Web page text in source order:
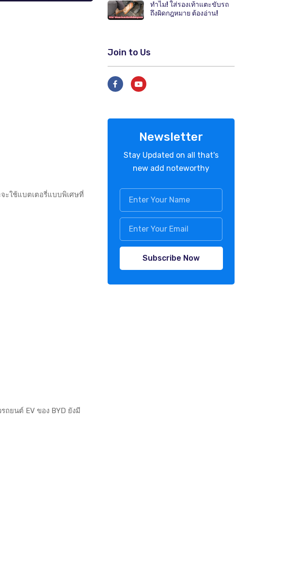
ะใช้แบตเตอรี่แบบพิเศษที่
ถยนต์ EV ของ BYD ยังมี
ทำไม! ใส่รองเท้าแตะขับรถ
ถึงผิดกฎหมาย ต้องอ่าน!
Join to Us
Newsletter
Stay Updated on all that's
new add noteworthy
Subscribe Now